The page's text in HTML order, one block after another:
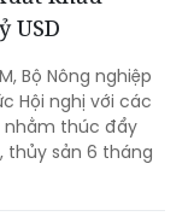
Bộ Nông nghiệp
Hội nghị với các
nhằm thúc đẩy
thủy sản 6 tháng
tảng để Thủ